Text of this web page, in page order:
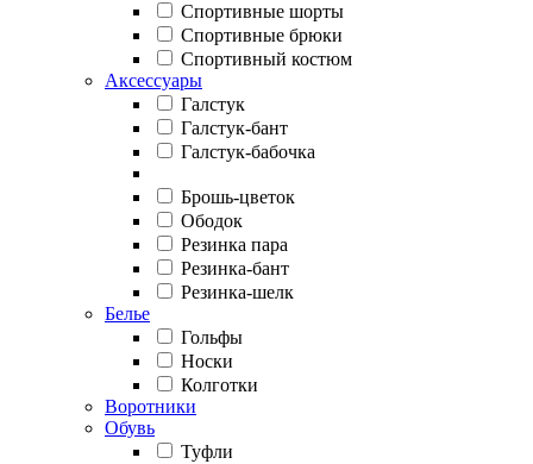
Спортивные шорты
Спортивные брюки
Спортивный костюм
Аксессуары
Галстук
Галстук-бант
Галстук-бабочка
Брошь-цветок
Ободок
Резинка пара
Резинка-бант
Резинка-шелк
Белье
Гольфы
Носки
Колготки
Воротники
Обувь
Туфли